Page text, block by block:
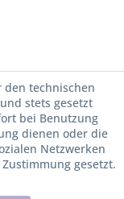
den technischen
stets gesetzt
bei Benutzung
dienen oder die
Netzwerken
gesetzt.